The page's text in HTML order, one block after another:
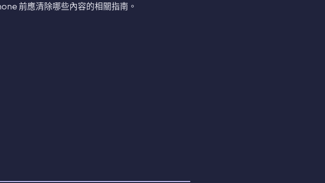
前應清除哪些內容的相關指南。